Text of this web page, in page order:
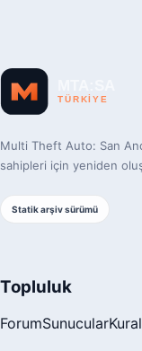
Multi Theft Auto: San
sahipleri için yeniden
Statik arşiv sürümü
Topluluk
ForumSunucular